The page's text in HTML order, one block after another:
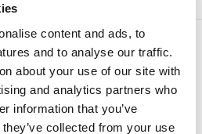
content and ads, to
and to analyse our traffic.
about your use of our site with
and analytics partners who
information that you’ve
collected from your use